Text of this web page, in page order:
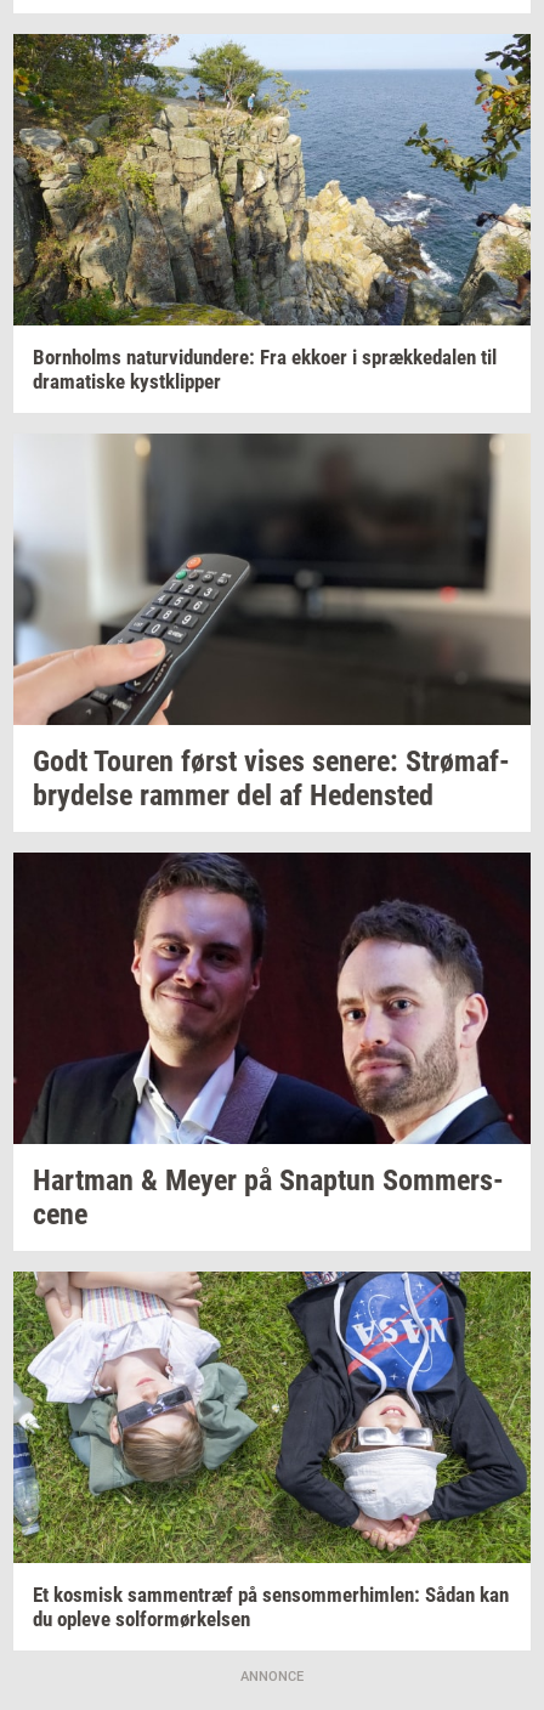
Born­holms na­tur­vi­dun­de­re: Fra ek­ko­er i spræk­ke­da­len til
dra­ma­ti­ske kyst­klip­per
GodtTou­ren først vises se­ne­re: Strø­maf­
bry­del­se ram­mer del af He­den­sted
Hart­man & Meyer på Snap­tun Som­mer­s­
ce­ne
Et kos­misk sam­men­træf på sen­som­mer­him­len: Sådan kan
du op­le­ve sol­for­mør­kel­sen
ANNONCE